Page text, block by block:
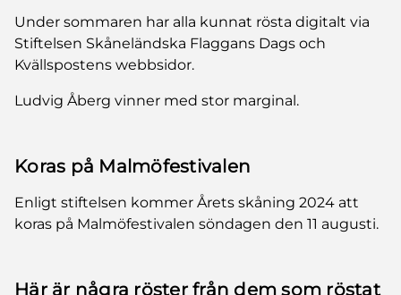
Under sommaren har alla kunnat rösta digitalt via
Stiftelsen Skåneländska Flaggans Dags och
Kvällspostens webbsidor.
Ludvig Åberg vinner med stor marginal.
Koras på Malmöfestivalen
Enligt stiftelsen kommer Årets skåning 2024 att
koras på Malmöfestivalen söndagen den 11 augusti.
Här är några röster från dem som röstat